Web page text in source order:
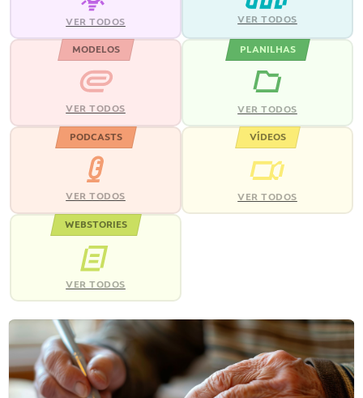
VER TODOS VER TODOS
MODELOS
VER TODOS
PLANILHAS
VER TODOS
PODCASTS
VER TODOS
VÍDEOS
VER TODOS
WEBSTORIES
VER TODOS